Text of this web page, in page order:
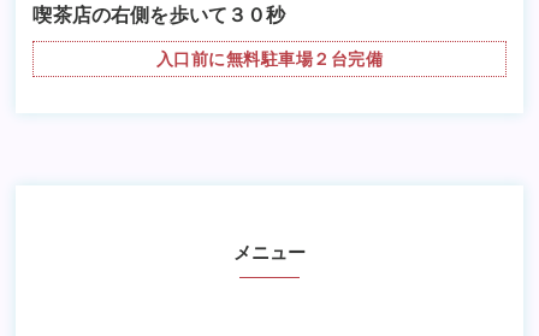
喫茶店の右側を歩いて３０秒
入口前に無料駐車場２台完備
メニュー